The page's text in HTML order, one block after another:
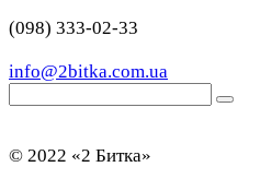
(098) 333-02-33
info@2bitka.com.ua
© 2022 «2 Битка»